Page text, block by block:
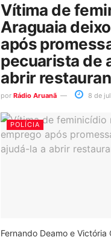
Vítima de
Araguaia
após
pecuarista de
abrir
por Rádio Aruanã 8 de
POLÍCIA
Fernando Deamo e Victória